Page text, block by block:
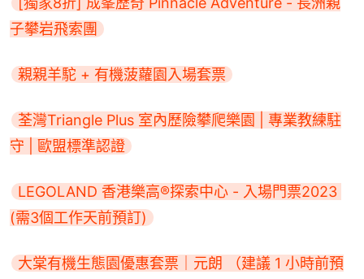
子攀岩飛索團
親親羊駝 + 有機菠蘿園入場套票
荃灣Triangle Plus 室內歷險攀爬樂園 | 專業教練駐
守 | 歐盟標準認證
LEGOLAND 香港樂高®探索中心 - 入場門票2023
(需3個工作天前預訂)
大棠有機生態園優惠套票｜元朗 （建議 1 小時前預